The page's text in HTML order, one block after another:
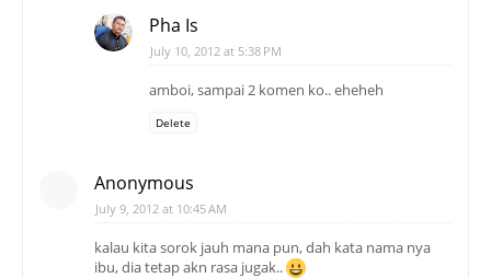
Pha Is
July 10, 2012 at 5:38 PM
amboi, sampai 2 komen ko.. eheheh
Delete
Anonymous
July 9, 2012 at 10:45 AM
kalau kita sorok jauh mana pun, dah kata nama nya
ibu, dia tetap akn rasa jugak..